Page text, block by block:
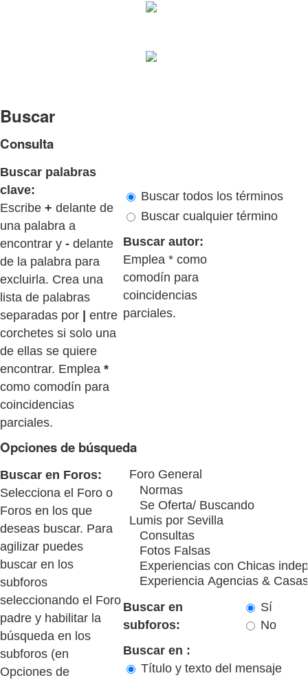
Buscar
Consulta
Buscar palabras
clave:
Escribe + delante de
una palabra a
encontrar y - delante
de la palabra para
excluirla. Crea una
lista de palabras
separadas por | entre
corchetes si solo una
de ellas se quiere
encontrar. Emplea *
como comodín para
coincidencias
parciales.
Buscar todos los términos
Buscar cualquier término
Buscar autor:
Emplea * como
comodín para
coincidencias
parciales.
Opciones de búsqueda
Buscar en Foros:
Selecciona el Foro o
Foros en los que
deseas buscar. Para
agilizar puedes
buscar en los
subforos
seleccionando el Foro
padre y habilitar la
búsqueda en los
subforos (en
Opciones de
Buscar en
subforos:
Sí
No
Buscar en :
Título y texto del mensaje